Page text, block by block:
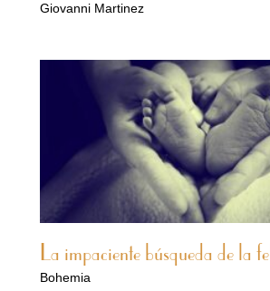
Giovanni Martinez
La impaciente búsqueda de la
Bohemia